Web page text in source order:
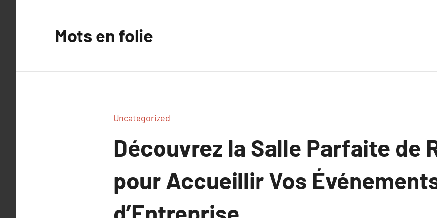
Mots en folie
Uncategorized
Découvrez la Salle Parfaite de
pour Accueillir Vos